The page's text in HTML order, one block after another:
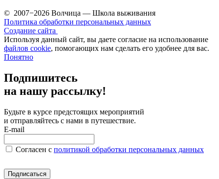
© 2007−2026 Волчица — Школа выживания
Политика обработки персональных данных
Создание сайта
Используя данный сайт, вы даете согласие на использование
файлов cookie, помогающих нам сделать его удобнее для вас.
Понятно
Подпишитесь
на нашу рассылку!
Будьте в курсе предстоящих мероприятий
и отправляйтесь с нами в путешествие.
E-mail
Согласен c политикой обработки персональных данных
Подписаться